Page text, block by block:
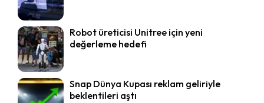
Robot üreticisi Unitree için yeni
değerleme hedefi
Snap Dünya Kupası reklam geliriyle
beklentileri aştı